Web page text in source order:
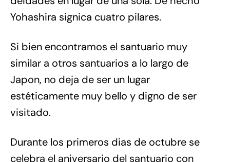
Yohashira signica cuatro pilares.
Si bien encontramos el santuario muy
similar a otros santuarios a lo largo de
Japon, no deja de ser un lugar
estéticamente muy bello y digno de ser
visitado.
Durante los primeros dias de octubre se
celebra el aniversario del santuario con